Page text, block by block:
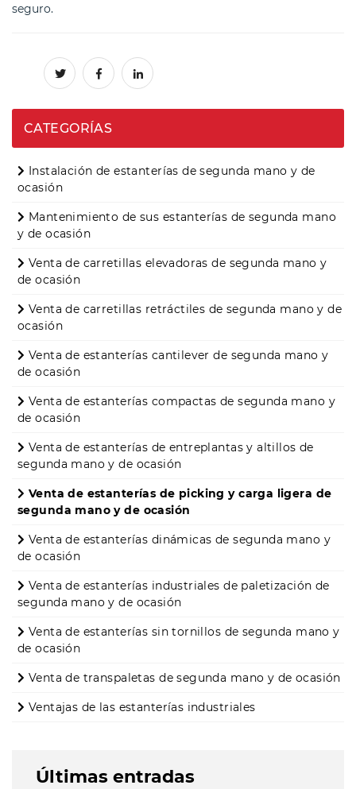
seguro.
CATEGORÍAS
Instalación de estanterías de segunda mano y de
ocasión
Mantenimiento de sus estanterías de segunda mano
y de ocasión
Venta de carretillas elevadoras de segunda mano y
de ocasión
Venta de carretillas retráctiles de segunda mano y de
ocasión
Venta de estanterías cantilever de segunda mano y
de ocasión
Venta de estanterías compactas de segunda mano y
de ocasión
Venta de estanterías de entreplantas y altillos de
segunda mano y de ocasión
Venta de estanterías de picking y carga ligera de
segunda mano y de ocasión
Venta de estanterías dinámicas de segunda mano y
de ocasión
Venta de estanterías industriales de paletización de
segunda mano y de ocasión
Venta de estanterías sin tornillos de segunda mano y
de ocasión
Venta de transpaletas de segunda mano y de ocasión
Ventajas de las estanterías industriales
Últimas entradas